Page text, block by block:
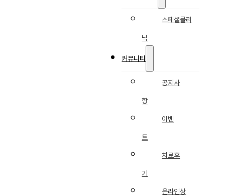
스페셜클리
닉
커뮤니티
공지사
항
이벤
트
치료후
기
온라인상